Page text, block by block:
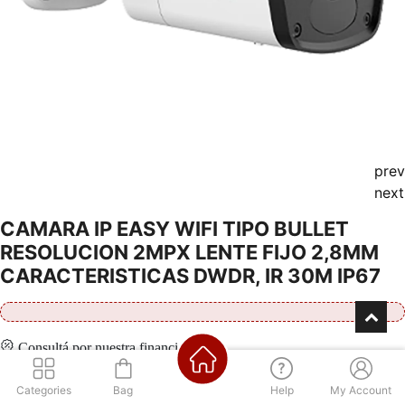
prev
next
CAMARA IP EASY WIFI TIPO BULLET
RESOLUCION 2MPX LENTE FIJO 2,8MM
CARACTERISTICAS DWDR, IR 30M IP67
Consultá por nuestra financiación
Categories Bag Help My Account